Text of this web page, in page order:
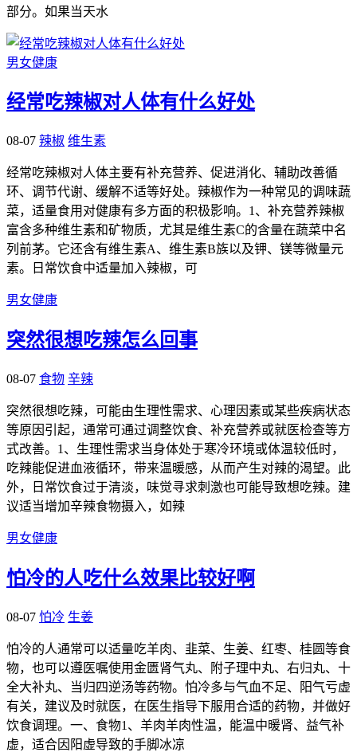
部分。如果当天水
男女健康
经常吃辣椒对人体有什么好处
08-07 辣椒 维生素
经常吃辣椒对人体主要有补充营养、促进消化、辅助改善循
环、调节代谢、缓解不适等好处。辣椒作为一种常见的调味蔬
菜，适量食用对健康有多方面的积极影响。1、补充营养辣椒
富含多种维生素和矿物质，尤其是维生素C的含量在蔬菜中名
列前茅。它还含有维生素A、维生素B族以及钾、镁等微量元
素。日常饮食中适量加入辣椒，可
男女健康
突然很想吃辣怎么回事
08-07 食物 辛辣
突然很想吃辣，可能由生理性需求、心理因素或某些疾病状态
等原因引起，通常可通过调整饮食、补充营养或就医检查等方
式改善。1、生理性需求当身体处于寒冷环境或体温较低时，
吃辣能促进血液循环，带来温暖感，从而产生对辣的渴望。此
外，日常饮食过于清淡，味觉寻求刺激也可能导致想吃辣。建
议适当增加辛辣食物摄入，如辣
男女健康
怕冷的人吃什么效果比较好啊
08-07 怕冷 生姜
怕冷的人通常可以适量吃羊肉、韭菜、生姜、红枣、桂圆等食
物，也可以遵医嘱使用金匮肾气丸、附子理中丸、右归丸、十
全大补丸、当归四逆汤等药物。怕冷多与气血不足、阳气亏虚
有关，建议及时就医，在医生指导下服用合适的药物，并做好
饮食调理。一、食物1、羊肉羊肉性温，能温中暖肾、益气补
虚，适合因阳虚导致的手脚冰凉